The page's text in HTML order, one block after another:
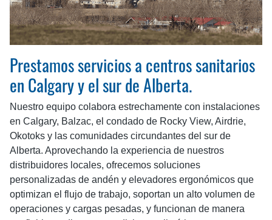
Prestamos servicios a centros sanitarios
en Calgary y el sur de Alberta.
Nuestro equipo colabora estrechamente con instalaciones
en Calgary, Balzac, el condado de Rocky View, Airdrie,
Okotoks y las comunidades circundantes del sur de
Alberta. Aprovechando la experiencia de nuestros
distribuidores locales, ofrecemos soluciones
personalizadas de andén y elevadores ergonómicos que
optimizan el flujo de trabajo, soportan un alto volumen de
operaciones y cargas pesadas, y funcionan de manera